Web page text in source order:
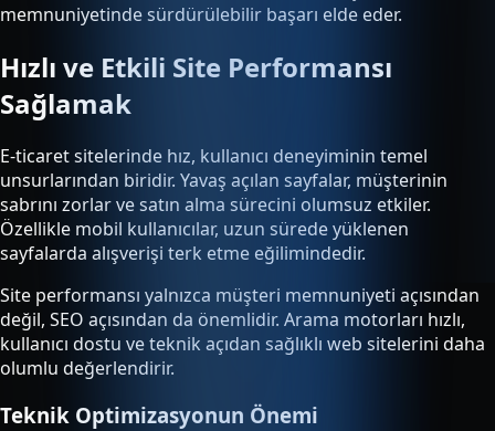
memnuniyetinde sürdürülebilir başarı elde eder.
Hızlı ve Etkili Site Performansı
Sağlamak
E-ticaret sitelerinde hız, kullanıcı deneyiminin temel
unsurlarından biridir. Yavaş açılan sayfalar, müşterinin
sabrını zorlar ve satın alma sürecini olumsuz etkiler.
Özellikle mobil kullanıcılar, uzun sürede yüklenen
sayfalarda alışverişi terk etme eğilimindedir.
Site performansı yalnızca müşteri memnuniyeti açısından
değil, SEO açısından da önemlidir. Arama motorları hızlı,
kullanıcı dostu ve teknik açıdan sağlıklı web sitelerini daha
olumlu değerlendirir.
Teknik Optimizasyonun Önemi